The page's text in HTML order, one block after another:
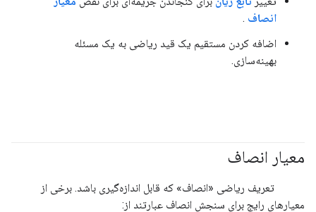
انصاف .
اضافه کردن مستقیم یک قید ریاضی به یک مسئله
بهینه‌سازی.
معیار انصاف
#مسئولیت_پذیر #متریک
تعریف ریاضی «انصاف» که قابل اندازه‌گیری باشد. برخی از
معیارهای رایج برای سنجش انصاف عبارتند از: